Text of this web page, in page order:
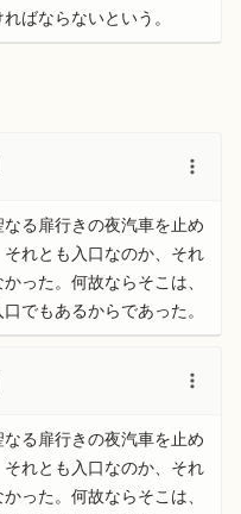
ばならないという。
る扉行きの夜汽車を止め
れとも入口なのか、それ
った。何故ならそこは、
でもあるからであった。
る扉行きの夜汽車を止め
れとも入口なのか、それ
った。何故ならそこは、